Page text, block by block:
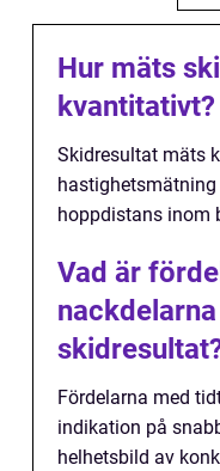
Hur mäts
kvantitativt?
Skidresultat mäts
hoppdistans inom
Vad är
Fördelarna med
indikation på
helhetsbild av